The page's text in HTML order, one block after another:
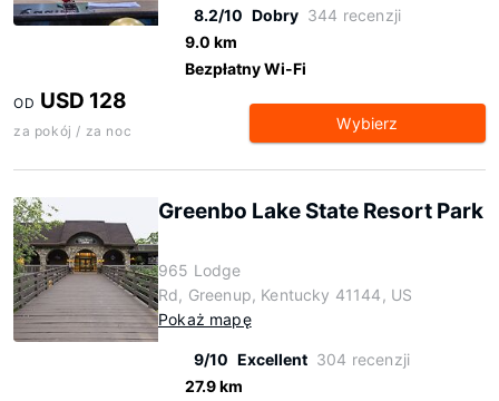
8.2/10 Dobry 344 recenzji
9.0 km
Bezpłatny Wi-Fi
OD USD 128
za pokój / za noc Wybierz
Greenbo Lake State Resort Park
965 Lodge
Rd, Greenup, Kentucky 41144, US
Pokaż mapę
9/10 Excellent 304 recenzji
27.9 km